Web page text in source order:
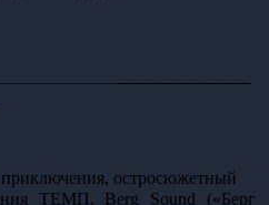
остросюжетный
ТЕМП, Berg Sound («Берг